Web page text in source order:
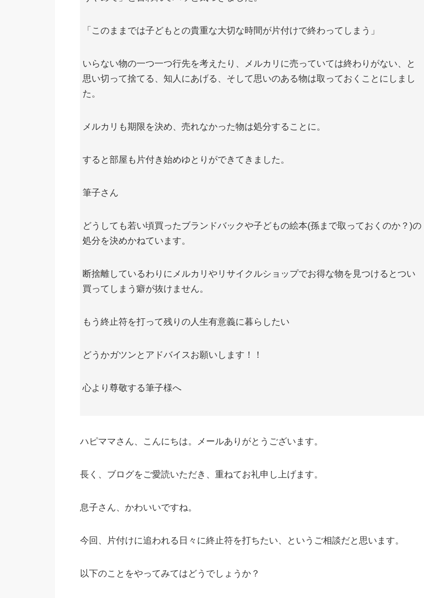
「このままでは子どもとの貴重な大切な時間が片付けで終わってしまう」
いらない物の一つ一つ行先を考えたり、メルカリに売っていては終わりがない、と
思い切って捨てる、知人にあげる、そして思いのある物は取っておくことにしまし
た。
メルカリも期限を決め、売れなかった物は処分することに。
すると部屋も片付き始めゆとりができてきました。
筆子さん
どうしても若い頃買ったブランドバックや子どもの絵本(孫まで取っておくのか？)の
処分を決めかねています。
断捨離しているわりにメルカリやリサイクルショップでお得な物を見つけるとつい
買ってしまう癖が抜けません。
もう終止符を打って残りの人生有意義に暮らしたい
どうかガツンとアドバイスお願いします！！
心より尊敬する筆子様へ
ハピママさん、こんにちは。メールありがとうございます。
長く、ブログをご愛読いただき、重ねてお礼申し上げます。
息子さん、かわいいですね。
今回、片付けに追われる日々に終止符を打ちたい、というご相談だと思います。
以下のことをやってみてはどうでしょうか？